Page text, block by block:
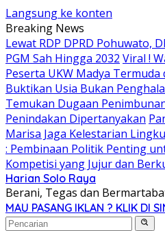
Langsung ke konten
Breaking News
Lewat RDP DPRD Pohuwato,
PGM Sah Hingga 2032 Viral !
Peserta UKW Madya
Buktikan Usia Bukan
Temukan Dugaan
Penindakan Dipertanyakan
Marisa Jaga Kelestarian
: Pembinaan Politik Penting
Kompetisi yang Jujur dan
Harian Solo Raya
Berani, Tegas dan
MAU PASANG IKLAN ? KLIK DI